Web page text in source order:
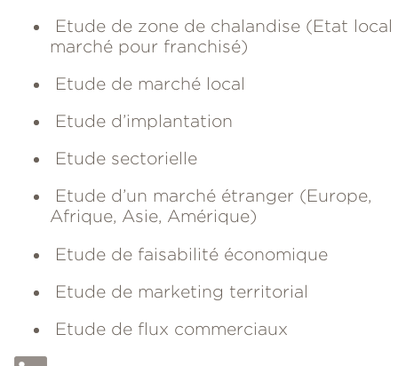
Etude de zone de chalandise (Etat local
marché pour franchisé)
Etude de marché local
Etude d’implantation
Etude sectorielle
Etude d’un marché étranger (Europe,
Afrique, Asie, Amérique)
Etude de faisabilité économique
Etude de marketing territorial
Etude de flux commerciaux